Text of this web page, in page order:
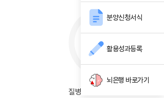
질병이환 및 사망의 외인
분양신청서식
활용성과등록
뇌은행 바로가기